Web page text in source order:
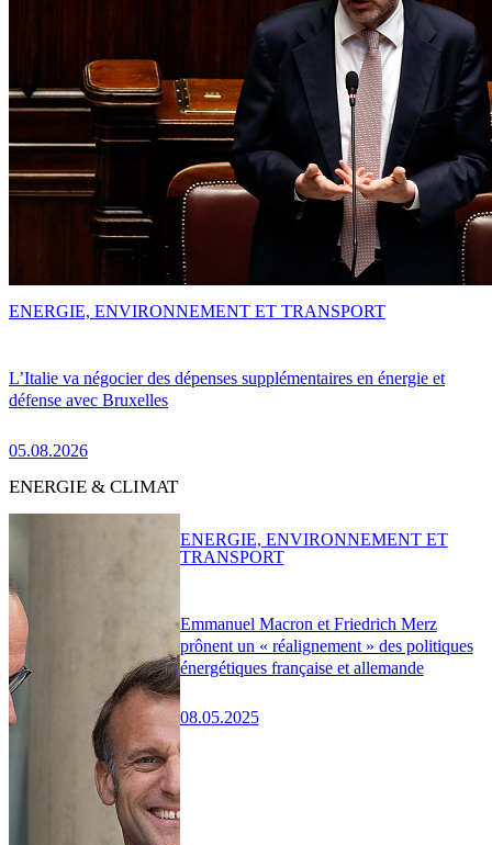
L’Italie va négocier des dépenses supplémentaires en énergie et
défense avec Bruxelles
05.08.2026
ENERGIE, ENVIRONNEMENT ET TRANSPORT
ENERGIE & CLIMAT
Emmanuel Macron et Friedrich Merz
prônent un « réalignement » des politiques
énergétiques française et allemande
08.05.2025
ENERGIE, ENVIRONNEMENT ET
TRANSPORT